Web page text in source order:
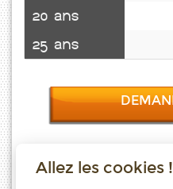
20 ans
25 ans
Taux emprunt actualisés (Staple)
Allez les cookies !